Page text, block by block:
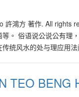
鴻方 著作. All rights
。 俗语说公说公有理
统风水的处与理应用
法, 零正神水法, 卸街
TEO BENG